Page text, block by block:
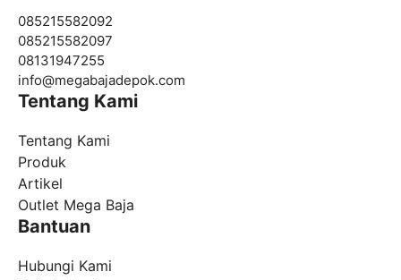
085215582092
085215582097
08131947255
info@megabajadepok.com
Tentang Kami
Tentang Kami
Produk
Artikel
Outlet Mega Baja
Bantuan
Hubungi Kami